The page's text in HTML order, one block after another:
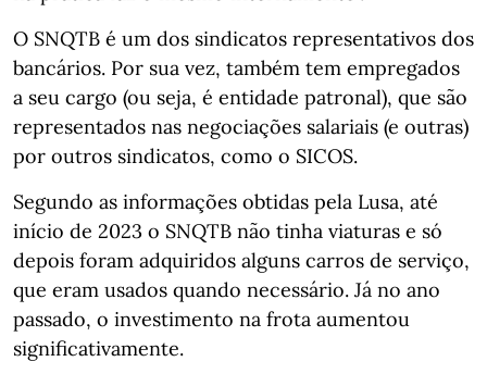
O SNQTB é um dos sindicatos representativos dos
bancários. Por sua vez, também tem empregados
a seu cargo (ou seja, é entidade patronal), que são
representados nas negociações salariais (e outras)
por outros sindicatos, como o SICOS.
Segundo as informações obtidas pela Lusa, até
início de 2023 o SNQTB não tinha viaturas e só
depois foram adquiridos alguns carros de serviço,
que eram usados quando necessário. Já no ano
passado, o investimento na frota aumentou
significativamente.